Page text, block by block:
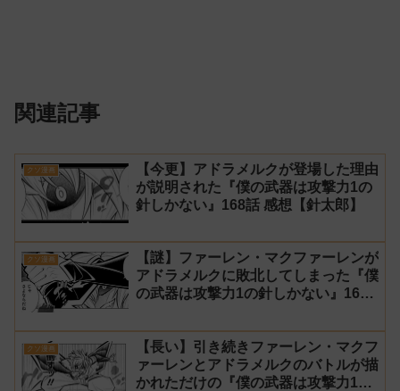
関連記事
クソ漫画
【今更】アドラメルクが登場した理由
が説明された『僕の武器は攻撃力1の
針しかない』168話 感想【針太郎】
クソ漫画
【謎】ファーレン・マクファーレンが
アドラメルクに敗北してしまった『僕
の武器は攻撃力1の針しかない』167
クソ漫画
【長い】引き続きファーレン・マクフ
ァーレンとアドラメルクのバトルが描
かれただけの『僕の武器は攻撃力1の